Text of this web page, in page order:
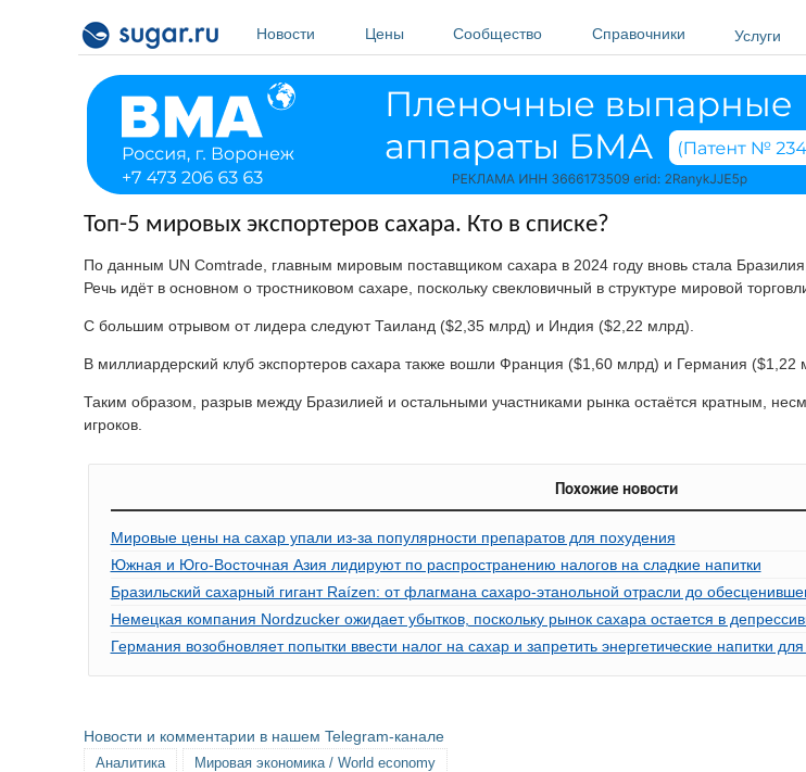
Новости
Цены Сообщество Справочники Услуги
Топ-5 мировых экспортеров сахара. Кто в списке?
По данным UN Comtrade, главным мировым поставщиком сахара в 2024 году вновь стала
Речь идёт в основном о тростниковом сахаре, поскольку свекловичный в структуре мировой
С большим отрывом от лидера следуют Таиланд ($2,35 млрд) и Индия ($2,22 млрд).
В миллиардерский клуб экспортеров сахара также вошли Франция ($1,60 млрд) и Германия ($1,22
Таким образом, разрыв между Бразилией и остальными участниками рынка остаётся кратным,
игроков.
Похожие новости
Мировые цены на сахар упали из-за популярности препаратов для похудения
Южная и Юго-Восточная Азия лидируют по распространению налогов на сладкие напитки
Бразильский сахарный гигант Raízen: от флагмана сахаро-этанольной отрасли до
Немецкая компания Nordzucker ожидает убытков, поскольку рынок сахара остается в
Германия возобновляет попытки ввести налог на сахар и запретить энергетические напитки
Новости и комментарии в нашем Telegram-канале
Аналитика Мировая экономика / World economy